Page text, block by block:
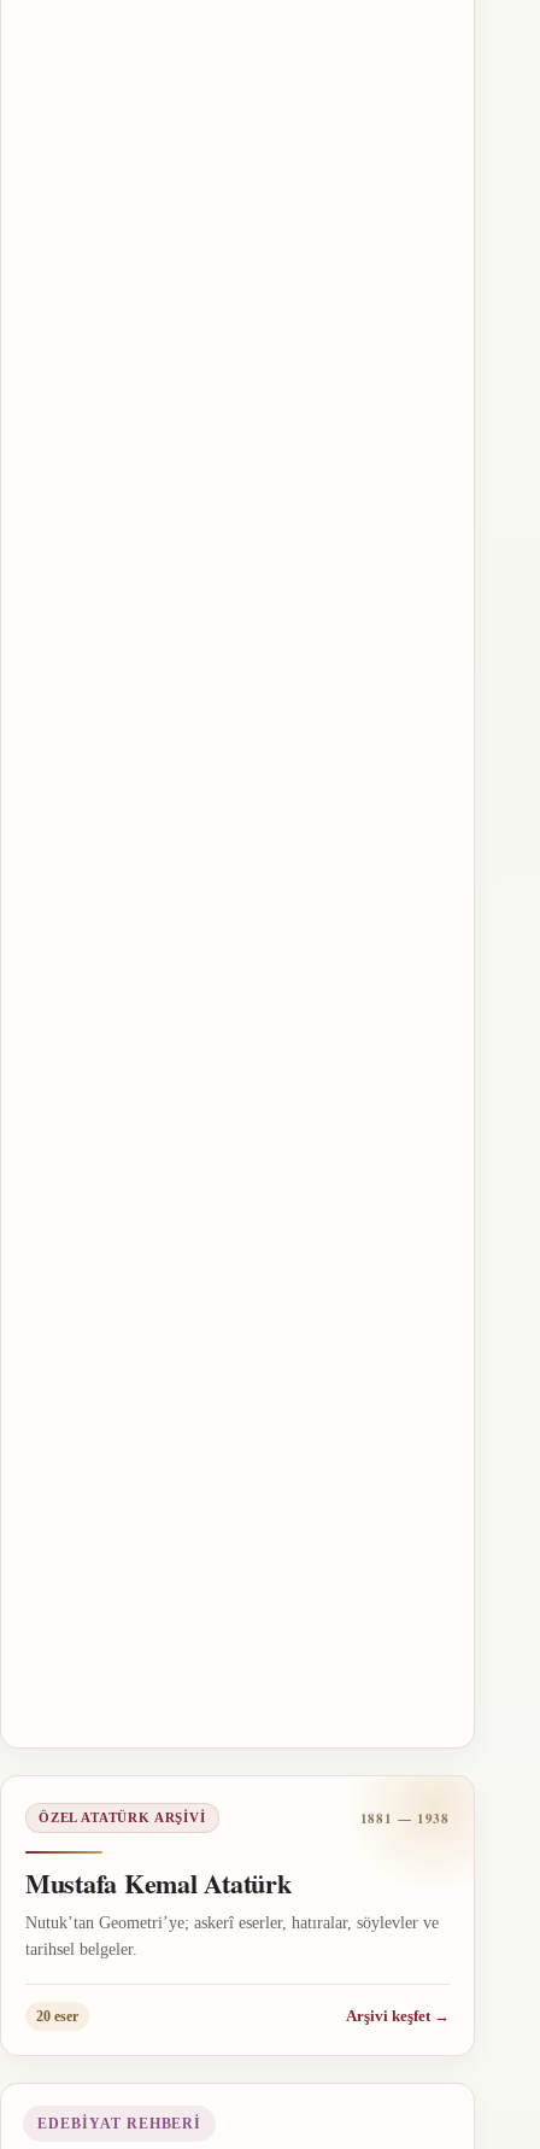
ÖZEL ATATÜRK ARŞIVI 1881 — 1938
Mustafa Kemal Atatürk
Nutuk’tan Geometri’ye; askerî eserler, hatıralar, söylevler ve
tarihsel belgeler.
20 eser Arşivi keşfet →
EDEBIYAT REHBERI